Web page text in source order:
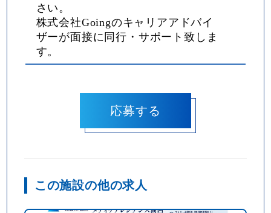
さい。
株式会社Goingのキャリアアドバイ
ザーが面接に同行・サポート致しま
す。
この施設の他の求人